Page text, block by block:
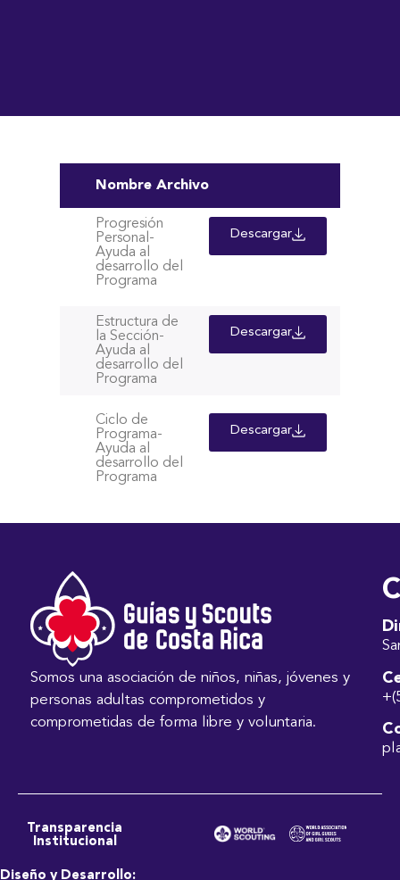
Nombre Archivo
Progresión
Personal-
Ayuda al
desarrollo del
Programa
Descargar
Estructura de
la Sección-
Ayuda al
desarrollo del
Programa
Descargar
Ciclo de
Programa-
Ayuda al
desarrollo del
Programa
Descargar
Somos una asociación de niños, niñas, jóvenes y
personas adultas comprometidos y
comprometidas de forma libre y voluntaria.
Transparencia
Institucional
Diseño y Desarrollo: